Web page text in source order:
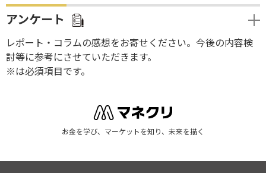
アンケート
レポート・コラムの感想をお寄せください。今後の内容検
討等に参考にさせていただきます。
※は必須項目です。
お金を学び、マーケットを知り、未来を描く